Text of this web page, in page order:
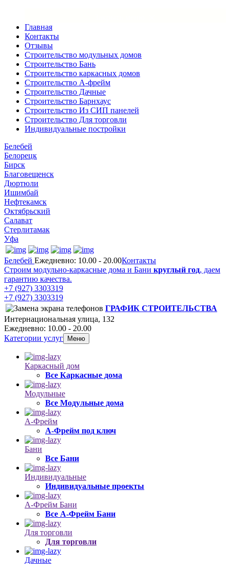
Главная
Контакты
Отзывы
Строительство модульных домов
Строительство Бань
Строительство каркасных домов
Строительство А-фрейм
Строительство Дачные
Строительство Барнхаус
Строительство Из СИП панелей
Строительство Для торговли
Индивидуальные постройки
Белебей
Белорецк
Бирск
Благовещенск
Дюртюли
Ишимбай
Нефтекамск
Октябрьский
Салават
Стерлитамак
Уфа
Белебей Ежедневно: 10.00 - 20.00Контакты
Строим модульно-каркасные дома и Бани круглый год, даем
гарантию качества.
+7 (927) 3303319
+7 (927) 3303319
ГРАФИК СТРОИТЕЛЬСТВА
Интернациональная улица, 132
Ежедневно: 10.00 - 20.00
Категории услуг
Меню
Каркасный дом
Все Каркасные дома
Модульные
Все Модульные дома
А-Фрейм
А-Фрейм под ключ
Бани
Все Бани
Индивидуальные
Индивидуальные проекты
А-Фрейм Бани
Все А-Фрейм Бани
Для торговли
Для торговли
Дачные